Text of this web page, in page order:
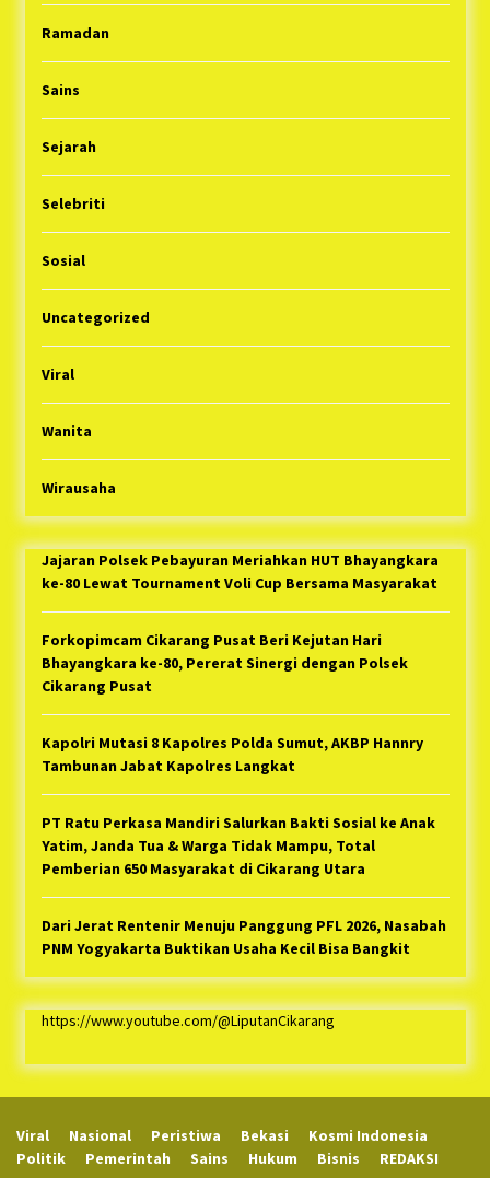
Ramadan
Sains
Sejarah
Selebriti
Sosial
Uncategorized
Viral
Wanita
Wirausaha
Jajaran Polsek Pebayuran Meriahkan HUT Bhayangkara
ke-80 Lewat Tournament Voli Cup Bersama Masyarakat
Forkopimcam Cikarang Pusat Beri Kejutan Hari
Bhayangkara ke-80, Pererat Sinergi dengan Polsek
Cikarang Pusat
Kapolri Mutasi 8 Kapolres Polda Sumut, AKBP Hannry
Tambunan Jabat Kapolres Langkat
PT Ratu Perkasa Mandiri Salurkan Bakti Sosial ke Anak
Yatim, Janda Tua & Warga Tidak Mampu, Total
Pemberian 650 Masyarakat di Cikarang Utara
Dari Jerat Rentenir Menuju Panggung PFL 2026, Nasabah
PNM Yogyakarta Buktikan Usaha Kecil Bisa Bangkit
https://www.youtube.com/@LiputanCikarang
Viral Nasional Peristiwa Bekasi
Kosmi Indonesia
Politik
Pemerintah Sains Hukum Bisnis REDAKSI